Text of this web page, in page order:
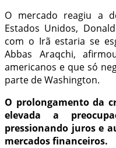
O mercado reagiu a
Estados Unidos,
com o Irã estaria se
Abbas Araqchi,
americanos e que só
parte de Washington.
O prolongamento da
elevada a
pressionando juros e
mercados financeiros.